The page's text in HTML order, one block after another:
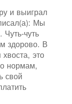
и выиграл
Мы
чуть
здорово. В
это
нормам,
свой